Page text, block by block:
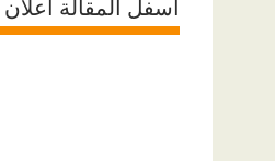
اسفل المقالة اعلان